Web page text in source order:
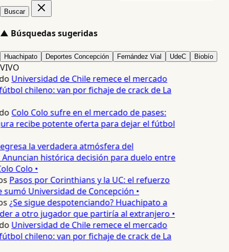
Buscar
▲ Búsquedas sugeridas
Huachipato Deportes Concepción Fernández Vial UdeC Biobío
VIVO
Universidad de Chile remece el mercado
chileno: van por fichaje de crack de La
Colo Colo sufre en el mercado de pases:
recibe potente oferta para dejar el fútbol
la verdadera atmósfera del
histórica decisión para duelo entre
Colo •
Pasos por Corinthians y la UC: el refuerzo
Universidad de Concepción •
¿Se sigue despotenciando? Huachipato a
a otro jugador que partiría al extranjero •
Universidad de Chile remece el mercado
chileno: van por fichaje de crack de La